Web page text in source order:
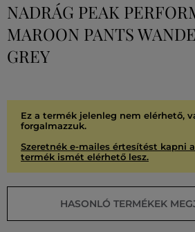
NADRÁG PEAK
MAROON PANTS
GREY
Ez a termék jelenleg nem elérhető,
forgalmazzuk.
Szeretnék e-mailes értesítést kapni
termék ismét elérhető lesz.
HASONLÓ TERMÉKEK